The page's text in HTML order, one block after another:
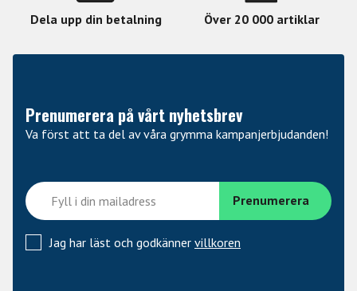
Dela upp din betalning Över 20 000 artiklar
Prenumerera på vårt nyhetsbrev
Va först att ta del av våra grymma kampanjerbjudanden!
Jag har läst och godkänner villkoren